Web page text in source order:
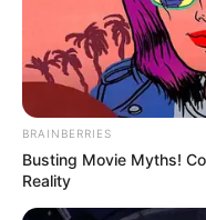
BRAINBERRIES
Busting Movie Myths!
Reality